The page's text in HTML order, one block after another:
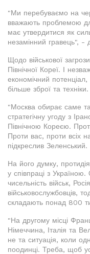
"Ми перебуваємо на
вважають проблемою
має утвердитися як
незамінний гравець", -
Щодо військової
Північної Кореї. І
економічний
більше зброї та техніки.
"Москва обирає саме
стратегічну угоду з
Північною Кореєю.
Проти вас, проти всіх
підкреслив Зеленський.
На його думку,
у співпраці з
чисельність військ,
військовослужбовців,
складають понад 800
"На другому місці
Німеччина, Італія та
не та ситуація, коли
поодинці. Треба, щоб